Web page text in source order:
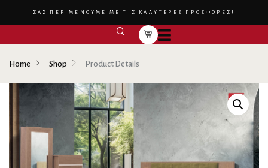
ΣΑΣ ΠΕΡΙΜΕΝΟΥΜΕ ΜΕ ΤΙΣ ΚΑΛΥΤΕΡΕΣ ΠΡΟΣΦΟΡΕΣ!
Home Shop Product Details